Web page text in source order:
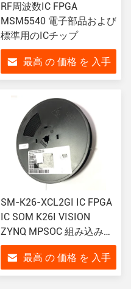
RF周波数IC FPGA
MSM5540 電子部品および
標準用のICチップ
最高 の 価格 を 入手
SM-K26-XCL2GI IC FPGA
IC SOM K26I VISION
ZYNQ MPSOC 組み込みモ
ジュール ARM コルテック
ス-A53 アーム コルテック
ス-R5F
最高 の 価格 を 入手